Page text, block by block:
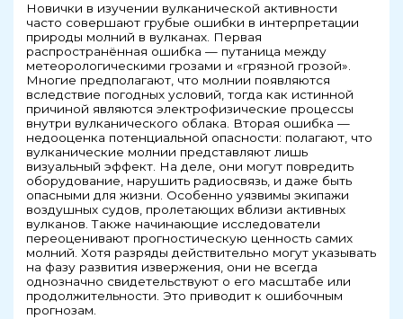
Новички в изучении вулканической активности
часто совершают грубые ошибки в интерпретации
природы молний в вулканах. Первая
распространённая ошибка — путаница между
метеорологическими грозами и «грязной грозой».
Многие предполагают, что молнии появляются
вследствие погодных условий, тогда как истинной
причиной являются электрофизические процессы
внутри вулканического облака. Вторая ошибка —
недооценка потенциальной опасности: полагают, что
вулканические молнии представляют лишь
визуальный эффект. На деле, они могут повредить
оборудование, нарушить радиосвязь, и даже быть
опасными для жизни. Особенно уязвимы экипажи
воздушных судов, пролетающих вблизи активных
вулканов. Также начинающие исследователи
переоценивают прогностическую ценность самих
молний. Хотя разряды действительно могут указывать
на фазу развития извержения, они не всегда
однозначно свидетельствуют о его масштабе или
продолжительности. Это приводит к ошибочным
прогнозам.